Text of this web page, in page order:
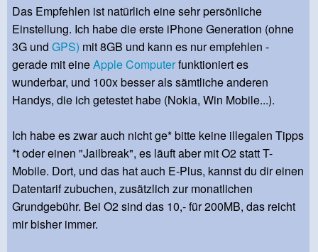
Das Empfehlen ist natürlich eine sehr persönliche
Einstellung. Ich habe die erste iPhone Generation (ohne
3G und GPS) mit 8GB und kann es nur empfehlen -
gerade mit eineAppleComputerfunktioniert es
wunderbar, und 100x besser als sämtliche anderen
Handys, die ich getestet habe (Nokia, Win Mobile...).
Ich habe es zwar auch nicht ge* bitte keine illegalen Tipps
*t oder einen "Jailbreak", es läuft aber mit O2 statt T-
Mobile. Dort, und das hat auch E-Plus, kannst du dir einen
Datentarif zubuchen, zusätzlich zur monatlichen
Grundgebühr. Bei O2 sind das 10,- für 200MB, das reicht
mir bisher immer.